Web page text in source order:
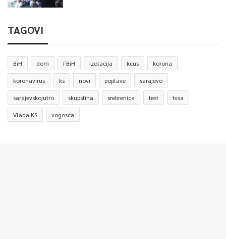
TAGOVI
BiH dom FBiH izolacija kcus korona
koronavirus ks novi poplave sarajevo
sarajevskojutro skupstina srebrenica test tvsa
Vlada KS vogosca